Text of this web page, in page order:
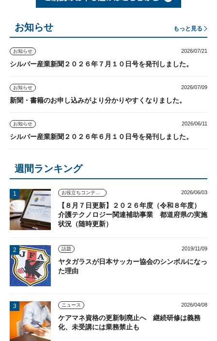
お知らせ もっと見る
お知らせ 2026/07/21
シルバー産業新聞２０２６年７月１０日号を発刊しました。
お知らせ 2026/07/09
新聞・書籍のお申し込みがより分かりやすくなりました。
お知らせ 2026/06/11
シルバー産業新聞２０２６年６月１０日号を発刊しました。
週間ランキング
お役立ちコンテンツ 2026/06/03
【８月７日更新】２０２６年度（令和８年度）
介護テクノロジー関連補助事業 都道府県の実施
状況（随時更新）
話題 2019/11/09
ヤタガラスが日本サッカー協会のシンボルになっ
た理由
ニュース 2026/04/08
ケアマネ資格の更新制廃止へ 継続研修は義務
化、未受講には業務禁止も